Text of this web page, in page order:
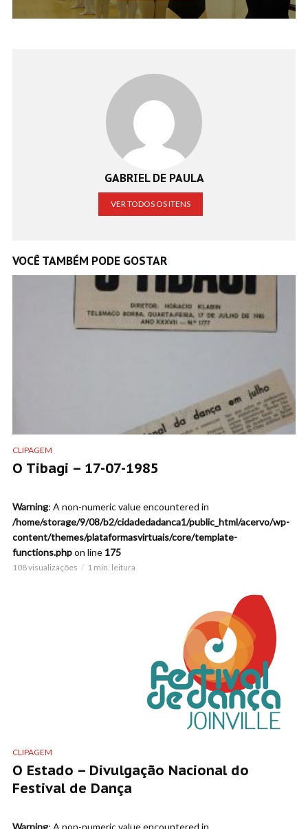
GABRIEL DE PAULA
VER TODOS OS ITENS
VOCÊ TAMBÉM PODE GOSTAR
CLIPAGEM
O Tibagi – 17-07-1985
Warning: A non-numeric value encountered in
/home/storage/9/08/b2/cidadedadanca1/public_html/acervo/wp-
content/themes/plataformasvirtuais/core/template-
functions.phpon line 175
108 visualizações 1 min. leitura
CLIPAGEM
O Estado – Divulgação Nacional do
Festival de Dança
Warning: A non-numeric value encountered in